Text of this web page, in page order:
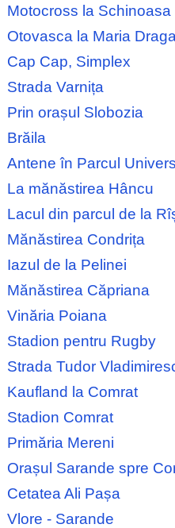
Motocross la Schinoasa
Otovasca la Maria
Cap Cap, Simplex
Strada Varnița
Prin orașul Slobozia
Brăila
Antene în Parcul
La mănăstirea Hâncu
Lacul din parcul de la
Mănăstirea Condrița
Iazul de la Pelinei
Mănăstirea Căpriana
Vinăria Poiana
Stadion pentru Rugby
Strada Tudor
Kaufland la Comrat
Stadion Comrat
Primăria Mereni
Orașul Sarande spre
Cetatea Ali Pașa
Vlore - Sarande